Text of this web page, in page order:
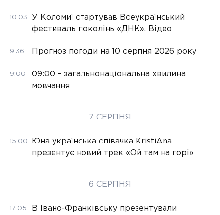
10:03
У Коломиї стартував Всеукраїнський
фестиваль поколінь «ДНК». Відео
9:36 Прогноз погоди на 10 серпня 2026 року
9:00
09:00 – загальнонаціональна хвилина
мовчання
7 СЕРПНЯ
15:00
Юна українська співачка KristiAna
презентує новий трек «Ой там на горі»
6 СЕРПНЯ
17:05
В Івано-Франківську презентували